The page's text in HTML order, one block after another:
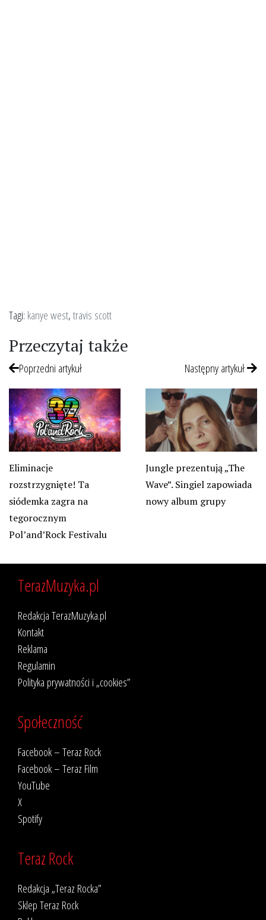
Tagi: kanye west,travis scott
Przeczytaj także
Poprzedni artykuł
Eliminacje
rozstrzygnięte! Ta
siódemka zagra na
tegorocznym
Pol’and’Rock Festivalu
Następny artykuł
Jungle prezentują „The
Wave”. Singiel zapowiada
nowy album grupy
TerazMuzyka.pl
Redakcja TerazMuzyka.pl
Kontakt
Reklama
Regulamin
Polityka prywatności i „cookies”
Społeczność
Facebook – Teraz Rock
Facebook – Teraz Film
YouTube
X
Spotify
Teraz Rock
Redakcja „Teraz Rocka”
Sklep Teraz Rock